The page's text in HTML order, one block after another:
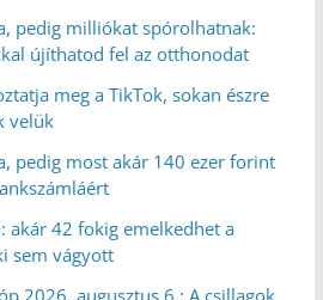
pedig milliókat spórolhatnak:
újíthatod fel az otthonodat
meg a TikTok, sokan észre
velük
pedig most akár 140 ezer forint
akár 42 fokig emelkedhet a
sem vágyott
2026. augusztus 6.: A csillagok